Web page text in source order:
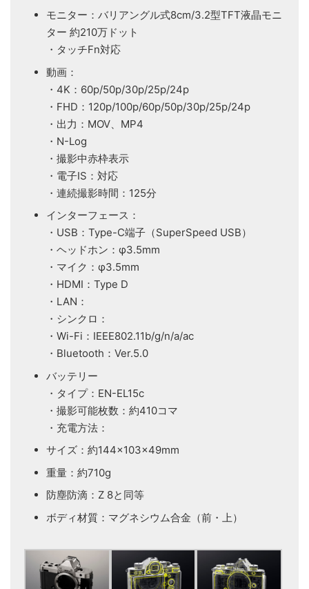
モニター：バリアングル式8cm/3.2型TFT液晶モニ
ター 約210万ドット
・タッチFn対応
動画：
・4K：60p/50p/30p/25p/24p
・FHD：120p/100p/60p/50p/30p/25p/24p
・出力：MOV、MP4
・N-Log
・撮影中赤枠表示
・電子IS：対応
・連続撮影時間：125分
インターフェース：
・USB：Type-C端子（SuperSpeed USB）
・ヘッドホン：φ3.5mm
・マイク：φ3.5mm
・HDMI：Type D
・LAN：
・シンクロ：
・Wi-Fi：IEEE802.11b/g/n/a/ac
・Bluetooth：Ver.5.0
バッテリー
・タイプ：EN-EL15c
・撮影可能枚数：約410コマ
・充電方法：
サイズ：約144×103×49mm
重量：約710g
防塵防滴：Z 8と同等
ボディ材質：マグネシウム合金（前・上）